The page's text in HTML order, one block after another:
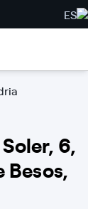
ES
6,
Besos,